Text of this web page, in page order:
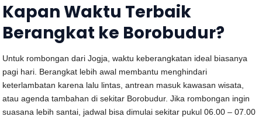
Kapan Waktu Terbaik
Berangkat ke Borobudur?
Untuk rombongan dari Jogja, waktu keberangkatan ideal biasanya
pagi hari. Berangkat lebih awal membantu menghindari
keterlambatan karena lalu lintas, antrean masuk kawasan wisata,
atau agenda tambahan di sekitar Borobudur. Jika rombongan ingin
suasana lebih santai, jadwal bisa dimulai sekitar pukul 06.00 – 07.00